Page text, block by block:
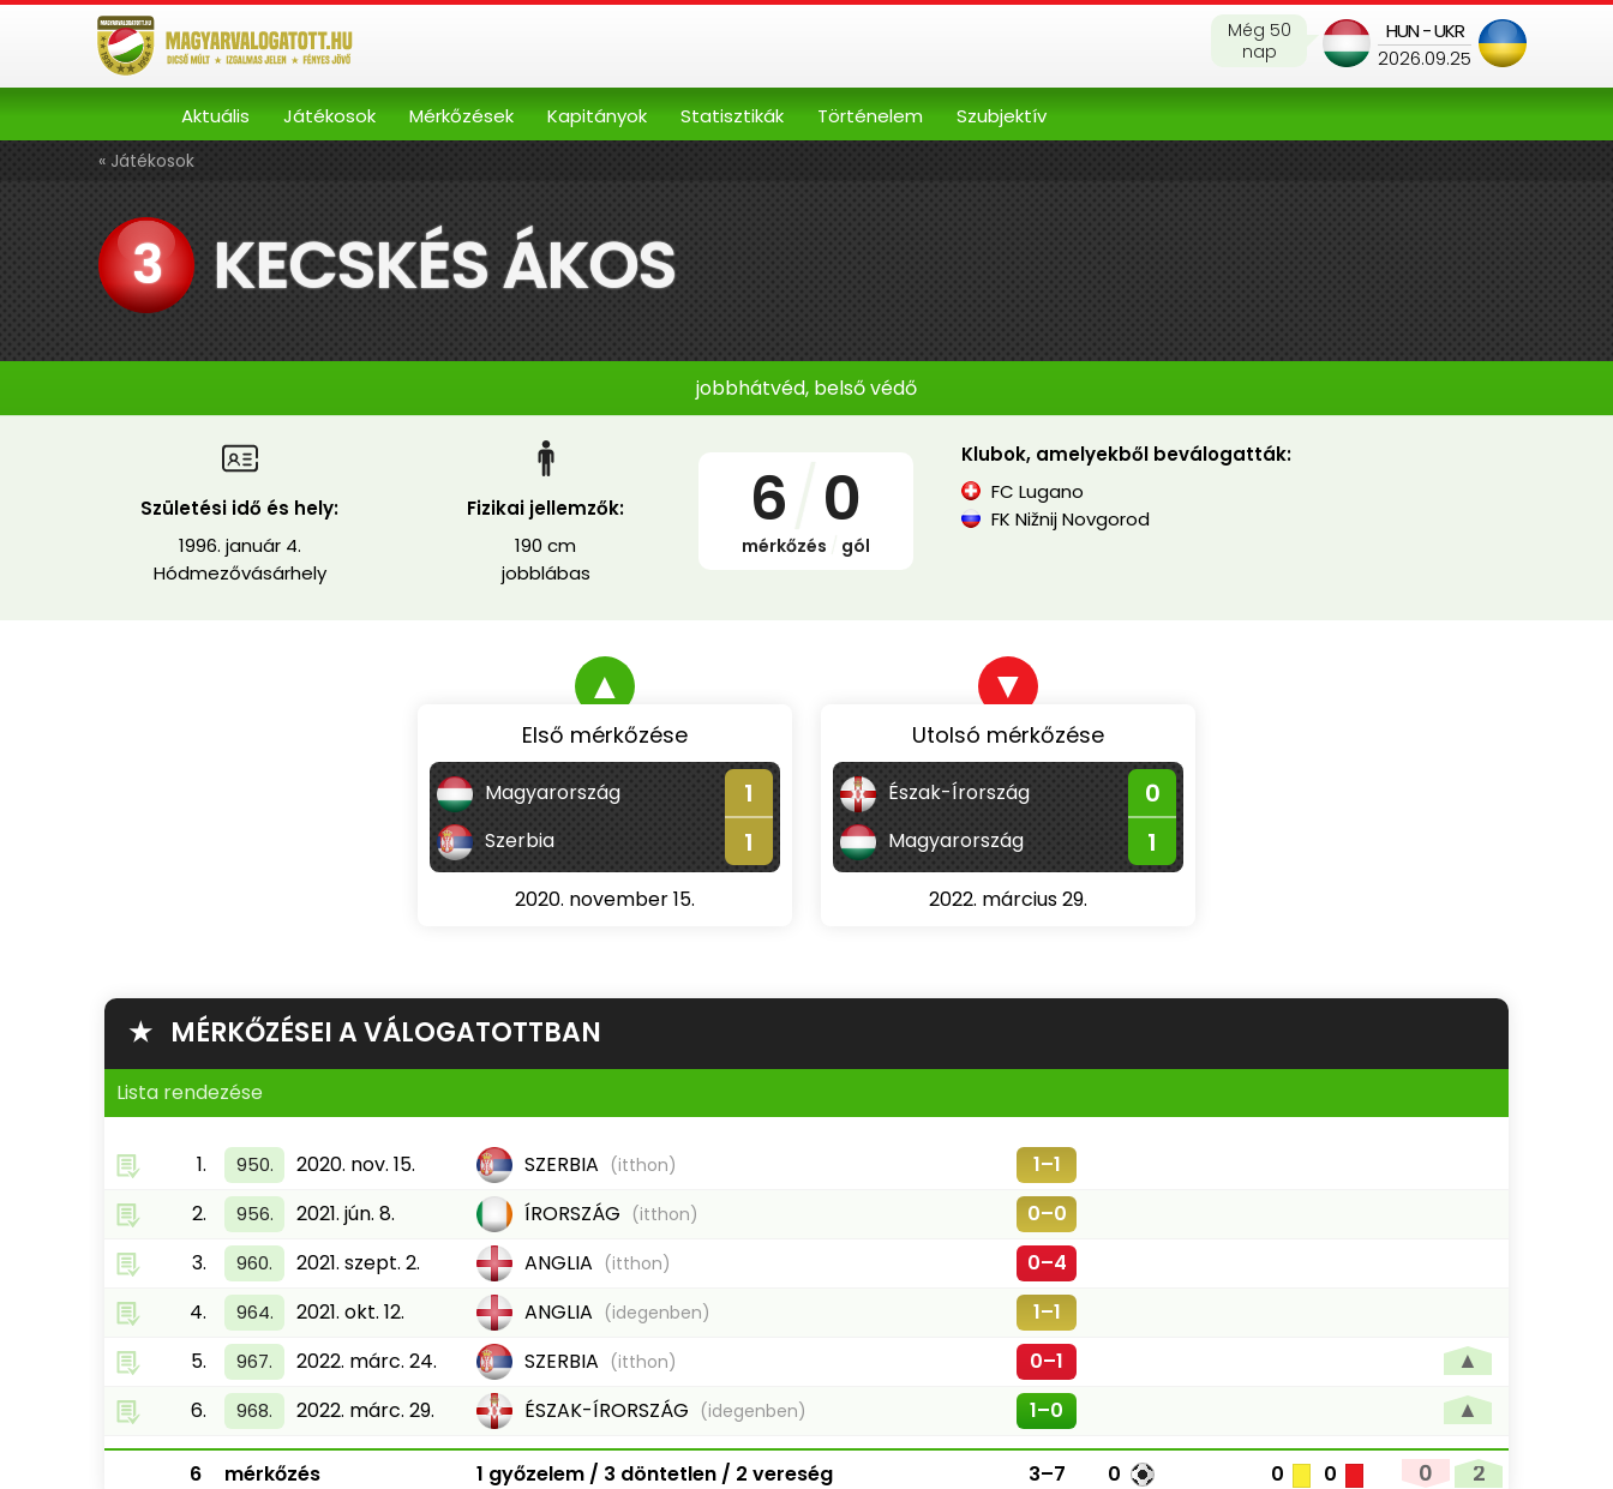
HUN - UKR
2026.09.25
Még 50
nap
Aktuális Játékosok Mérkőzések Kapitányok Statisztikák Történelem Szubjektív
« Játékosok
3 KECSKÉS ÁKOS
jobbhátvéd, belső védő
Születési idő és hely:
1996. január 4.
Hódmezővásárhely
Fizikai jellemzők:
190 cm
jobblábas
6 0
mérkőzés gól
Klubok, amelyekből beválogatták:
FC Lugano
FK Nižnij Novgorod
▲
Első mérkőzése
Magyarország 1
Szerbia 1
2020. november 15.
▼
Utolsó mérkőzése
Észak-Írország 0
Magyarország 1
2022. március 29.
★ MÉRKŐZÉSEI A VÁLOGATOTTBAN
Lista rendezése
1. 950. 2020. nov. 15. SZERBIA (itthon)
1–1
2.
956. 2021. jún. 8. ÍRORSZÁG (itthon)
0–0
3.
960. 2021. szept. 2. ANGLIA (itthon)
0–4
4.
964. 2021. okt. 12. ANGLIA (idegenben)
1–1
5.
967. 2022. márc. 24. SZERBIA (itthon) 0–1 ▲
6. 968. 2022. márc. 29. ÉSZAK-ÍRORSZÁG (idegenben) 1–0 ▲
6 mérkőzés 1 győzelem / 3 döntetlen / 2 vereség 3–7 0 0 0 0 2